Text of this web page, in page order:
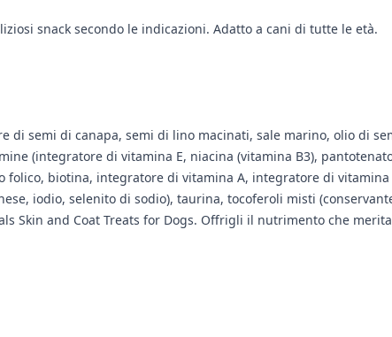
snack secondo le indicazioni. Adatto a cani di tutte le età.
semi di canapa, semi di lino macinati, sale marino, olio di
(integratore di vitamina E, niacina (vitamina B3),
biotina, integratore di vitamina A, integratore di
iodio, selenito di sodio), taurina, tocoferoli misti
Skin and Coat Treats for Dogs. Offrigli il nutrimento che